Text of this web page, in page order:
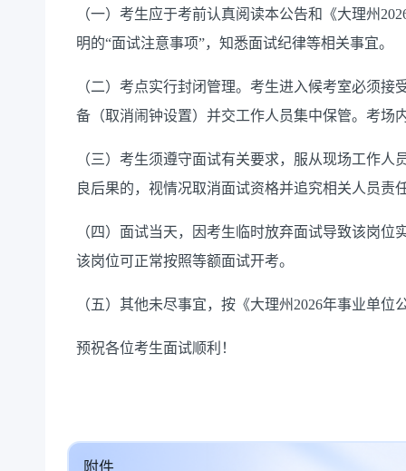
（一）考生应于考前认真阅读本公告和《大理州
明的“面试注意事项”，知悉面试纪律等相关事宜。
（二）考点实行封闭管理。考生进入候考室必须
备（取消闹钟设置）并交工作人员集中保管。考场
（三）考生须遵守面试有关要求，服从现场工作
良后果的，视情况取消面试资格并追究相关人员责
（四）面试当天，因考生临时放弃面试导致该岗
该岗位可正常按照等额面试开考。
（五）其他未尽事宜，按《大理州2026年事业单
预祝各位考生面试顺利！